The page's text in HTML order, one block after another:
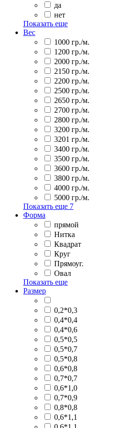
да
нет
Показать еще
Вес
1000 гр./м.
1200 гр./м.
2000 гр./м.
2150 гр./м.
2200 гр./м.
2500 гр./м.
2650 гр./м.
2700 гр./м.
2800 гр./м.
3200 гр./м.
3201 гр./м.
3400 гр./м.
3500 гр./м.
3600 гр./м.
3800 гр./м.
4000 гр./м.
5000 гр./м.
Показать еще 7
Форма
прямой
Нитка
Квадрат
Круг
Прямоуг.
Овал
Показать еще
Размер
0,2*0,3
0,4*0,4
0,4*0,6
0,5*0,5
0,5*0,7
0,5*0,8
0,6*0,8
0,7*0,7
0,6*1,0
0,7*0,9
0,8*0,8
0,6*1,1